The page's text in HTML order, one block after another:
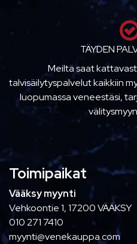
TÄYDEN
Meiltä saat
talvisäilytyspalvelut kaikkiin
luopumassa veneestäsi,
Toimipaikat
Vääksy myynti
Vehkoontie 1, 17200 VÄÄKSY
010 271 7410
myynti@venekauppa.com